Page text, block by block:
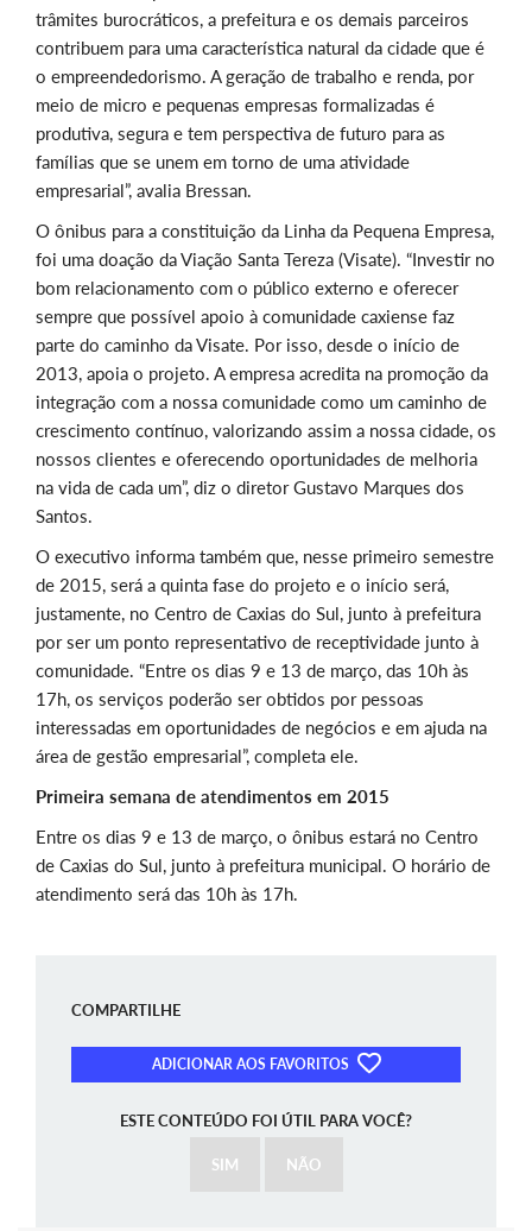
trâmites burocráticos, a prefeitura e os demais parceiros
contribuem para uma característica natural da cidade que é
o empreendedorismo. A geração de trabalho e renda, por
meio de micro e pequenas empresas formalizadas é
produtiva, segura e tem perspectiva de futuro para as
famílias que se unem em torno de uma atividade
empresarial”, avalia Bressan.
O ônibus para a constituição da Linha da Pequena Empresa,
foi uma doação da Viação Santa Tereza (Visate). “Investir no
bom relacionamento com o público externo e oferecer
sempre que possível apoio à comunidade caxiense faz
parte do caminho da Visate. Por isso, desde o início de
2013, apoia o projeto. A empresa acredita na promoção da
integração com a nossa comunidade como um caminho de
crescimento contínuo, valorizando assim a nossa cidade, os
nossos clientes e oferecendo oportunidades de melhoria
na vida de cada um”, diz o diretor Gustavo Marques dos
Santos.
O executivo informa também que, nesse primeiro semestre
de 2015, será a quinta fase do projeto e o início será,
justamente, no Centro de Caxias do Sul, junto à prefeitura
por ser um ponto representativo de receptividade junto à
comunidade. “Entre os dias 9 e 13 de março, das 10h às
17h, os serviços poderão ser obtidos por pessoas
interessadas em oportunidades de negócios e em ajuda na
área de gestão empresarial”, completa ele.
Primeira semana de atendimentos em 2015
Entre os dias 9 e 13 de março, o ônibus estará no Centro
de Caxias do Sul, junto à prefeitura municipal. O horário de
atendimento será das 10h às 17h.
COMPARTILHE
ADICIONAR AOS FAVORITOS
ESTE CONTEÚDO FOI ÚTIL PARA VOCÊ?
SIM NÃO